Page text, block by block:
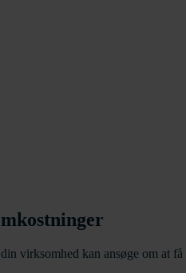
virksomhed kan ansøge om at